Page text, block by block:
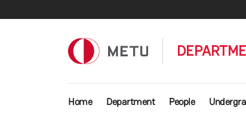
Main navigation
Home Department People